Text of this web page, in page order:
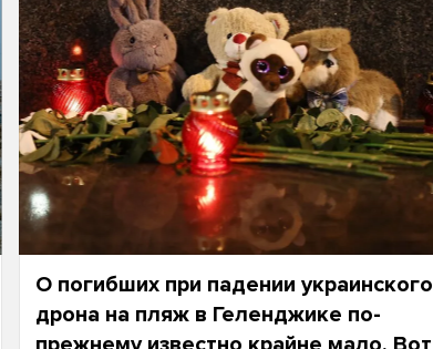
О погибших при падении украинского
дрона на пляж в Геленджике по-